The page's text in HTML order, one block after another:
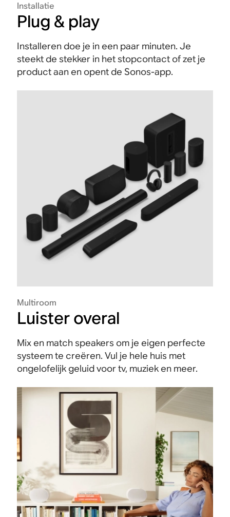
Installatie
Plug & play
Installeren doe je in een paar minuten. Je
steekt de stekker in het stopcontact of zet je
product aan en opent de Sonos-app.
Multiroom
Luister overal
Mix en match speakers om je eigen perfecte
systeem te creëren. Vul je hele huis met
ongelofelijk geluid voor tv, muziek en meer.